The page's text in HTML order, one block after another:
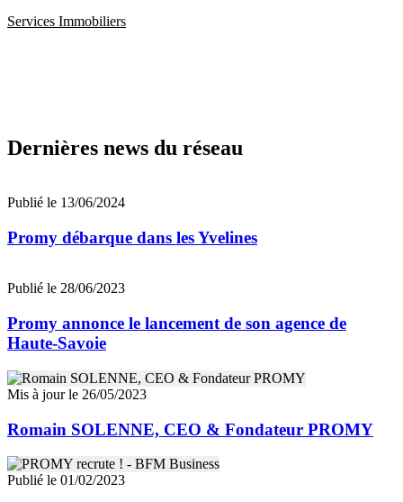
Services Immobiliers
Dernières news du réseau
Publié le 13/06/2024
Promy débarque dans les Yvelines
Publié le 28/06/2023
Promy annonce le lancement de son agence de
Haute-Savoie
Mis à jour le 26/05/2023
Romain SOLENNE, CEO & Fondateur PROMY
Publié le 01/02/2023